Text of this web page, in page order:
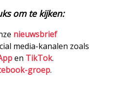
om te kijken:
nieuwsbrief
media-kanalen zoals
en TikTok.
groep.